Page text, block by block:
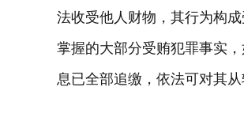
法收受他人财物，其行为构
掌握的大部分受贿犯罪事实
息已全部追缴，依法可对其